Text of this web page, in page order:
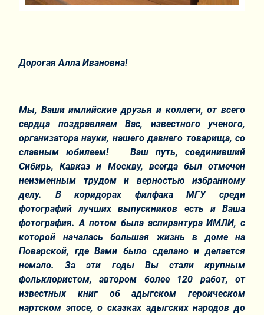
Дорогая Алла Ивановна!
Мы, Ваши имлийские друзья и коллеги, от всего
сердца поздравляем Вас, известного ученого,
организатора науки, нашего давнего товарища, со
славным юбилеем! Ваш путь, соединивший
Сибирь, Кавказ и Москву, всегда был отмечен
неизменным трудом и верностью избранному
делу. В коридорах филфака МГУ среди
фотографий лучших выпускников есть и Ваша
фотография. А потом была аспирантура ИМЛИ, с
которой началась большая жизнь в доме на
Поварской, где Вами было сделано и делается
немало. За эти годы Вы стали крупным
фольклористом, автором более 120 работ, от
известных книг об адыгском героическом
нартском эпосе, о сказках адыгских народов до